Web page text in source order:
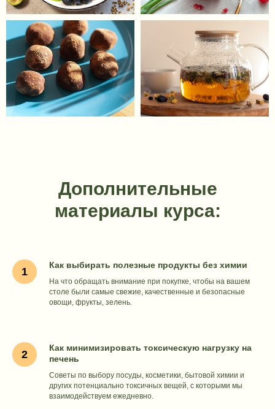
Твой Путь привел Тебя к этим Знаниям ,
которыми Ты с искренней радостью и
простым понятным языком делишься с
Миром !!!!
Дополнительные
материалы курса:
Как выбирать полезные продукты без химии
На что обращать внимание при покупке, чтобы на вашем
столе были самые свежие, качественные и безопасные
овощи, фрукты, зелень.
Как минимизировать токсическую нагрузку на
печень
Советы по выбору посуды, косметики, бытовой химии и
других потенциально токсичных вещей, с которыми мы
взаимодействуем ежедневно.
ВОПРОСЫ?
ПИШИТЕ
ОТПРАВИТЬ